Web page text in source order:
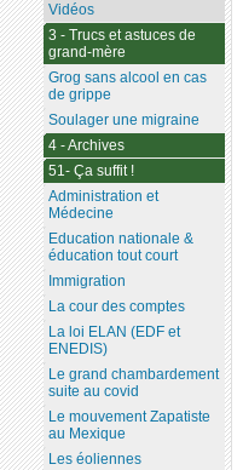
Vidéos
3 - Trucs et astuces de
grand-mère
Grog sans alcool en cas
de grippe
Soulager une migraine
4 - Archives
51- Ça suffit !
Administration et
Médecine
Education nationale &
éducation tout court
Immigration
La cour des comptes
La loi ELAN (EDF et
ENEDIS)
Le grand chambardement
suite au covid
Le mouvement Zapatiste
au Mexique
Les éoliennes